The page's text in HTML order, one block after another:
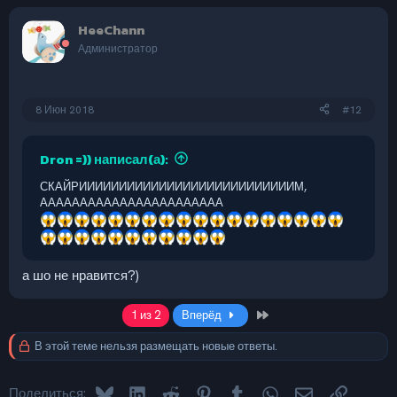
HeeChann
Администратор
8 Июн 2018 #12
Dron =)) написал(а):
СКАЙРИИИИИИИИИИИИИИИИИИИИИИИИИИИМ,
ААААААААААААААААААААААА
а шо не нравится?)
1 из 2 Вперёд
В этой теме нельзя размещать новые ответы.
Bluesky LinkedInReddit PinterestTumblr WhatsApp
Электронная
Ссылка